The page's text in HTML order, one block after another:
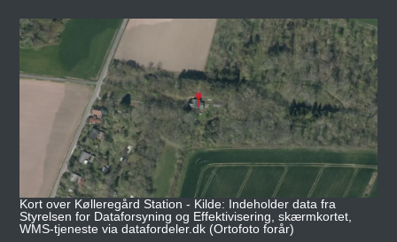
Kort over Kølleregård Station - Kilde: Indeholder data fra
Styrelsen for Dataforsyning og Effektivisering, skærmkortet,
WMS-tjeneste via datafordeler.dk (Ortofoto forår)